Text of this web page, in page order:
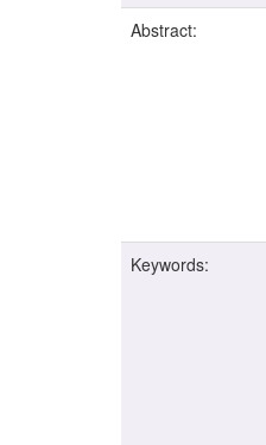
Abstract:
Keywords: